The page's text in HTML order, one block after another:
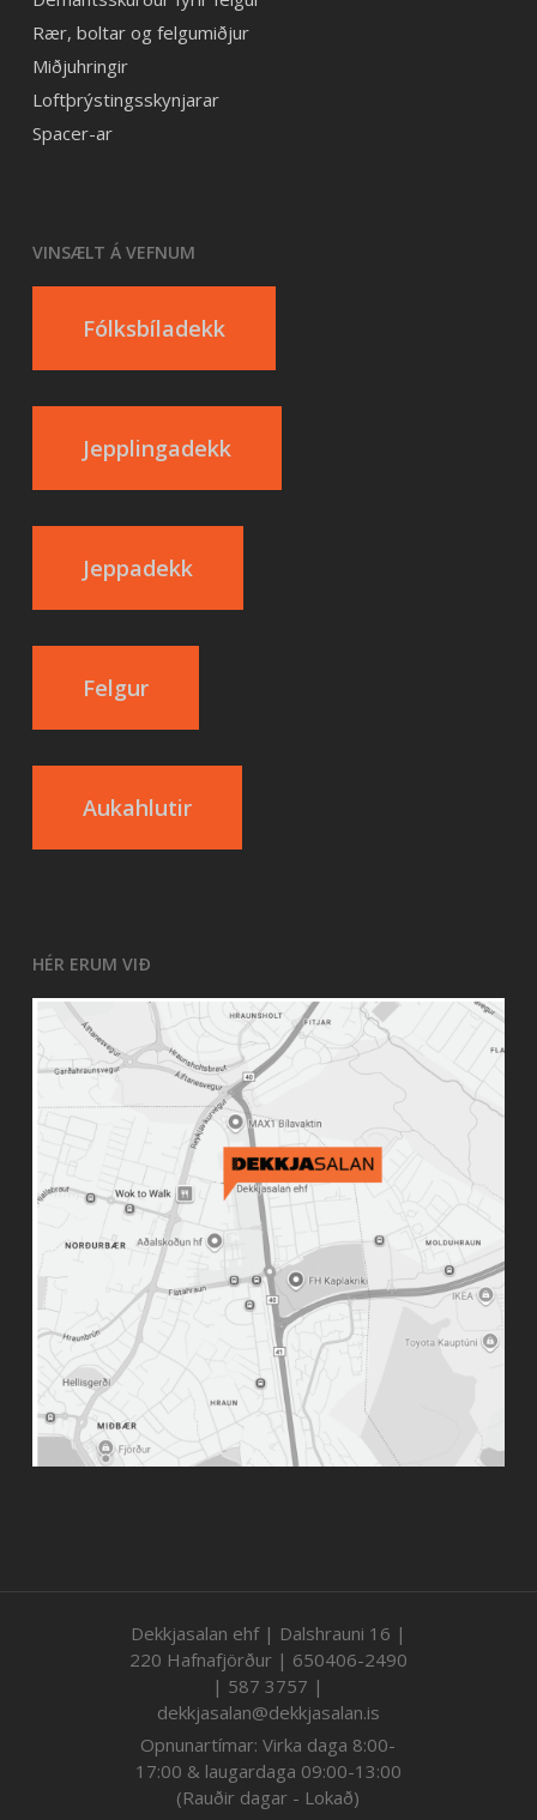
Rær, boltar og felgumiðjur
Miðjuhringir
Loftþrýstingsskynjarar
Spacer-ar
VINSÆLT Á VEFNUM
Fólksbíladekk
Jepplingadekk
Jeppadekk
Felgur
Aukahlutir
HÉR ERUM VIÐ
Dekkjasalan ehf | Dalshrauni 16 |
220 Hafnafjörður | 650406-2490
| 587 3757 |
dekkjasalan@dekkjasalan.is
Opnunartímar: Virka daga 8:00-
17:00 & laugardaga 09:00-13:00
(Rauðir dagar - Lokað)